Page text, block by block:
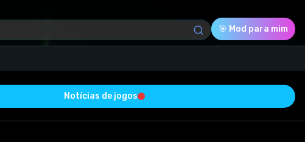
🎯 Mod para mim
Download (49.43 Mb)
Notícias de jogos